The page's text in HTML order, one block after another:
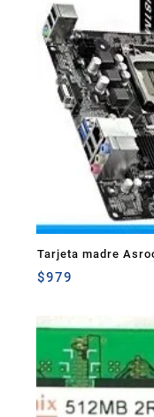
Tarjeta madre
socket 1150
$979